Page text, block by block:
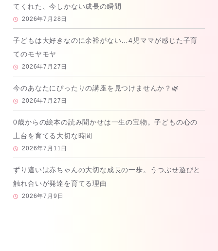
てくれた、今しかない成長の瞬間
2026年7月28日
子どもは大好きなのに余裕がない…4児ママが感じた子育
てのモヤモヤ
2026年7月27日
今のあなたにぴったりの講座を見つけませんか？🌿
2026年7月27日
0歳からの絵本の読み聞かせは一生の宝物。子どもの心の
土台を育てる大切な時間
2026年7月11日
ずり這いは赤ちゃんの大切な成長の一歩。うつぶせ遊びと
触れ合いが発達を育てる理由
2026年7月9日